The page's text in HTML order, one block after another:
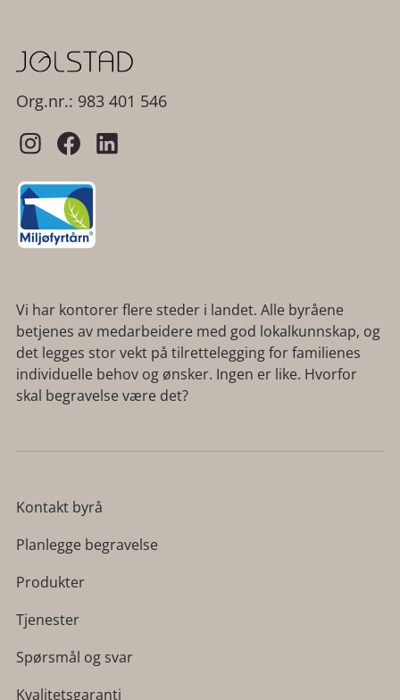
Org.nr.: 983 401 546
Vi har kontorer flere steder i landet. Alle byråene
betjenes av medarbeidere med god lokalkunnskap, og
det legges stor vekt på tilrettelegging for familienes
individuelle behov og ønsker. Ingen er like. Hvorfor
skal begravelse være det?
Kontakt byrå
Planlegge begravelse
Produkter
Tjenester
Spørsmål og svar
Kvalitetsgaranti